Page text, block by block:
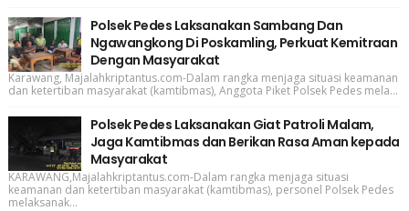
Polsek Pedes Laksanakan Sambang Dan
Ngawangkong Di Poskamling, Perkuat Kemitraan
Dengan Masyarakat
Karawang, Majalahkriptantus.com-Dalam rangka menjaga situasi keamanan
dan ketertiban masyarakat (kamtibmas), Anggota Piket Polsek Pedes mela...
Polsek Pedes Laksanakan Giat Patroli Malam,
Jaga Kamtibmas dan Berikan Rasa Aman kepada
Masyarakat
KARAWANG,Majalahkriptantus.com-Dalam rangka menjaga situasi
keamanan dan ketertiban masyarakat (kamtibmas), personel Polsek Pedes
melaksanak...